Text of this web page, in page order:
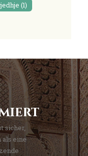
(1)
sicher,
als eine